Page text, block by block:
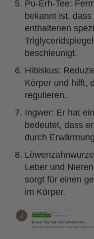
Pu-Erh-Tee:
bekannt ist,
enthaltenen
beschleunigt.
Hibiskus:
Körper und hilft,
regulieren.
Ingwer: Er hat
bedeutet, dass
durch
Leber und
sorgt für einen
im Körper.